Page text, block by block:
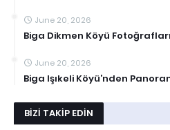
June 20, 2026
Biga Dikmen Köyü Fotoğrafları
June 20, 2026
Biga Işıkeli Köyü’nden
BIZI TAKIP EDIN